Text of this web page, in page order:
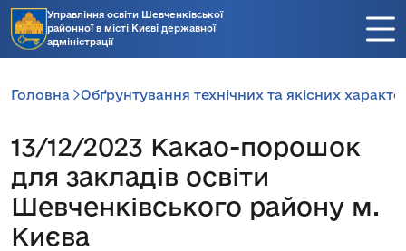
Управління освіти Шевченківської
районної в місті Києві державної
адміністрації
Головна Обґрунтування технічних та якісних
13/12/2023 Какао-порошок
для закладів освіти
Шевченківського району м.
Києва